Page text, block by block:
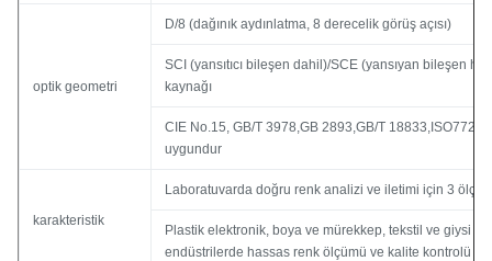
optik geometri
D/8 (dağınık aydınlatma, 8 derecelik görüş açısı)
SCI (yansıtıcı bileşen dahil)/SCE (yansıyan bileşen
kaynağı
CIE No.15, GB/T 3978,GB 2893,GB/T
uygundur
karakteristik
Laboratuvarda doğru renk analizi ve iletimi için 3
Plastik elektronik, boya ve mürekkep, tekstil ve giysi
endüstrilerde hassas renk ölçümü ve kalite kontrolü ile